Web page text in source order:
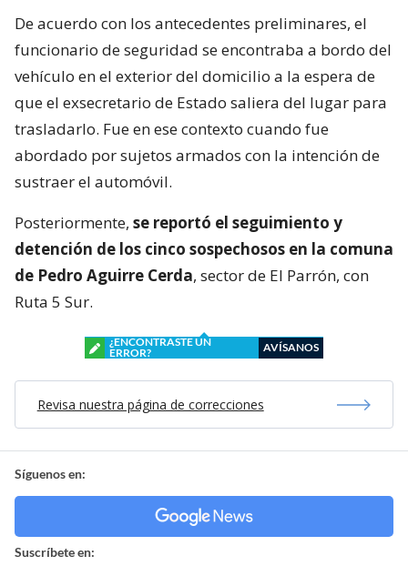
De acuerdo con los antecedentes preliminares, el
funcionario de seguridad se encontraba a bordo del
vehículo en el exterior del domicilio a la espera de
que el exsecretario de Estado saliera del lugar para
trasladarlo. Fue en ese contexto cuando fue
abordado por sujetos armados con la intención de
sustraer el automóvil.
Posteriormente, se reportó el seguimiento y
detención de los cinco sospechosos en la comuna
de Pedro Aguirre Cerda, sector de El Parrón, con
Ruta 5 Sur.
¿ENCONTRASTE UN
ERROR?
AVÍSANOS
Revisa nuestra página de correcciones
Síguenos en:
Suscríbete en: